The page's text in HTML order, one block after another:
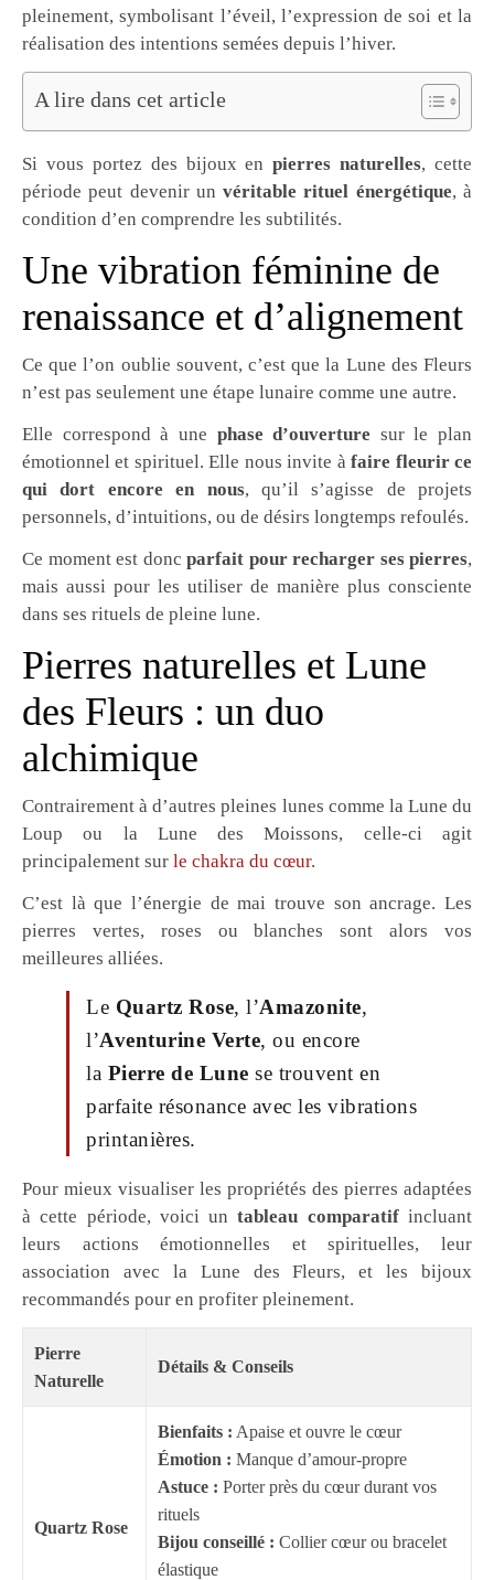
pleinement, symbolisant l’éveil, l’expression de soi et la
réalisation des intentions semées depuis l’hiver.
A lire dans cet article
Si vous portez des bijoux enpierres naturelles, cette
période peut devenir unvéritable rituel énergétique, à
condition d’en comprendre les subtilités.
Une vibration féminine de
renaissance et d’alignement
Ce que l’on oublie souvent, c’est que la Lune des Fleurs
n’est pas seulement une étape lunaire comme une autre.
Elle correspond à une phase d’ouverture sur le plan
émotionnel et spirituel. Elle nous invite àfaire fleurir ce
qui dort encore en nous, qu’il s’agisse de projets
personnels, d’intuitions, ou de désirs longtemps refoulés.
Ce moment est donc parfait pour recharger ses pierres,
mais aussi pour les utiliser de manière plus consciente
dans ses rituels de pleine lune.
Pierres naturelles et Lune
des Fleurs : un duo
alchimique
Contrairement à d’autres pleines lunes comme la Lune du
Loup ou la Lune des Moissons, celle-ci agit
principalement sur le chakra du cœur.
C’est là que l’énergie de mai trouve son ancrage. Les
pierres vertes, roses ou blanches sont alors vos
meilleures alliées.
Le Quartz Rose, l’Amazonite,
l’Aventurine Verte, ou encore
la Pierre de Lune se trouvent en
parfaite résonance avec les vibrations
printanières.
Pour mieux visualiser les propriétés des pierres adaptées
à cette période, voici untableau comparatifincluant
leurs actions émotionnelles et spirituelles, leur
association avec la Lune des Fleurs, et les bijoux
recommandés pour en profiter pleinement.
Pierre
Naturelle
Détails & Conseils
Quartz Rose
Bienfaits : Apaise et ouvre le cœur
Émotion : Manque d’amour-propre
Astuce : Porter près du cœur durant vos
rituels
Bijou conseillé : Collier cœur ou bracelet
élastique